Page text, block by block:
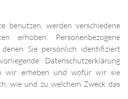
benutzen, werden verschiedene
erhoben. Personenbezogene
Sie persönlich identifiziert
Datenschutzerklärung
wir erheben und wofür wir sie
wie und zu welchem Zweck das